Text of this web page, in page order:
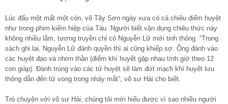
Lúc đấu một mất một còn, võ Tây Sơn ngày xưa có cả chiêu điểm huyệt
như trong phim kiếm hiệp của Tàu. Người biết vận dụng chiêu thức này
không nhiều lắm, tương truyền chỉ có Nguyễn Lữ mới tinh thông. “Trong
sách ghi lại, Nguyễn Lữ đánh quyền thì ai cũng khiếp sợ. Ông đánh vào
các huyệt đạo và nhơn thần (điểm khí huyết gặp nhau tính giờ theo 12
con giáp). Đánh trúng vào các tử huyệt sẽ làm đứt mạch khí huyết lưu
thông dẫn đến tử vong trong nháy mắt”, võ sư Hải cho biết.
Trò chuyện với võ sư Hải, chúng tôi mới hiểu được vì sao nhiều người